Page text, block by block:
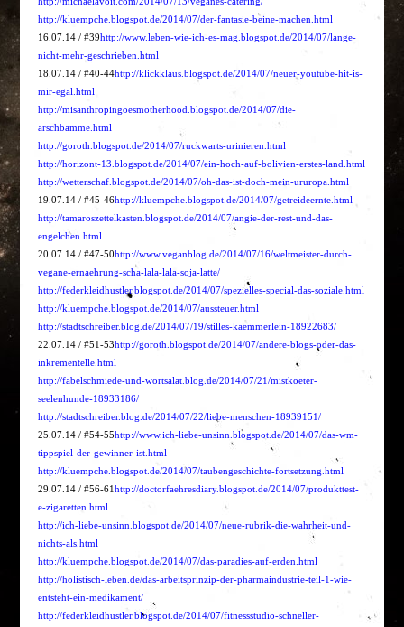
http://kluempche.blogspot.de/2014/07/der-fantasie-beine-machen.html
16.07.14 / #39http://www.leben-wie-ich-es-mag.blogspot.de/2014/07/lange-
nicht-mehr-geschrieben.html
18.07.14 / #40-44http://klickklaus.blogspot.de/2014/07/neuer-youtube-hit-is-
mir-egal.html
http://misanthropingoesmotherhood.blogspot.de/2014/07/die-
arschbamme.html
http://goroth.blogspot.de/2014/07/ruckwarts-urinieren.html
http://horizont-13.blogspot.de/2014/07/ein-hoch-auf-bolivien-erstes-land.html
http://wetterschaf.blogspot.de/2014/07/oh-das-ist-doch-mein-ururopa.html
19.07.14 / #45-46http://kluempche.blogspot.de/2014/07/getreideernte.html
http://tamaroszettelkasten.blogspot.de/2014/07/angie-der-rest-und-das-
engelchen.html
20.07.14 / #47-50http://www.veganblog.de/2014/07/16/weltmeister-durch-
vegane-ernaehrung-scha-lala-lala-soja-latte/
http://federkleidhustler.blogspot.de/2014/07/spezielles-special-das-soziale.html
http://kluempche.blogspot.de/2014/07/aussteuer.html
http://stadtschreiber.blog.de/2014/07/19/stilles-kaemmerlein-18922683/
22.07.14 / #51-53http://goroth.blogspot.de/2014/07/andere-blogs-oder-das-
inkrementelle.html
http://fabelschmiede-und-wortsalat.blog.de/2014/07/21/mistkoeter-
seelenhunde-18933186/
http://stadtschreiber.blog.de/2014/07/22/liebe-menschen-18939151/
25.07.14 / #54-55http://www.ich-liebe-unsinn.blogspot.de/2014/07/das-wm-
tippspiel-der-gewinner-ist.html
http://kluempche.blogspot.de/2014/07/taubengeschichte-fortsetzung.html
29.07.14 / #56-61http://doctorfaehresdiary.blogspot.de/2014/07/produkttest-
e-zigaretten.html
http://ich-liebe-unsinn.blogspot.de/2014/07/neue-rubrik-die-wahrheit-und-
nichts-als.html
http://kluempche.blogspot.de/2014/07/das-paradies-auf-erden.html
http://holistisch-leben.de/das-arbeitsprinzip-der-pharmaindustrie-teil-1-wie-
entsteht-ein-medikament/
http://federkleidhustler.blogspot.de/2014/07/fitnessstudio-schneller-